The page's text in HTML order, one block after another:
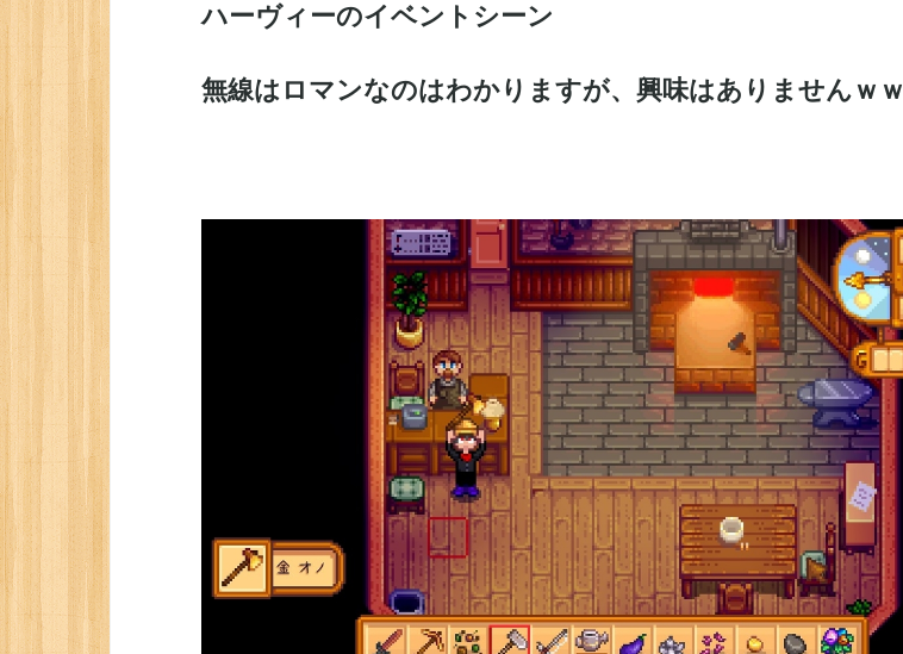
ハーヴィーのイベントシーン
無線はロマンなのはわかりますが、興味はありませんｗｗ